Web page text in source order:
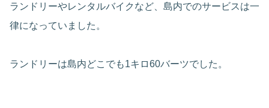
ランドリーやレンタルバイクなど、島内でのサービスは一
律になっていました。
ランドリーは島内どこでも1キロ60バーツでした。